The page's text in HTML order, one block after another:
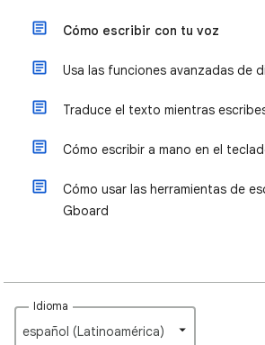
Cómo escribir con tu voz
Usa las funciones avanzadas de
Traduce el texto mientras
Cómo escribir a mano en el
Cómo usar las herramientas de
Gboard
Idioma
español (Latinoamérica)‎